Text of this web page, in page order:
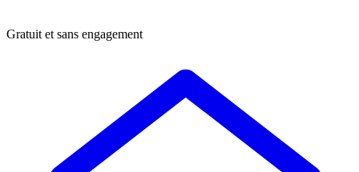
Gratuit et sans engagement